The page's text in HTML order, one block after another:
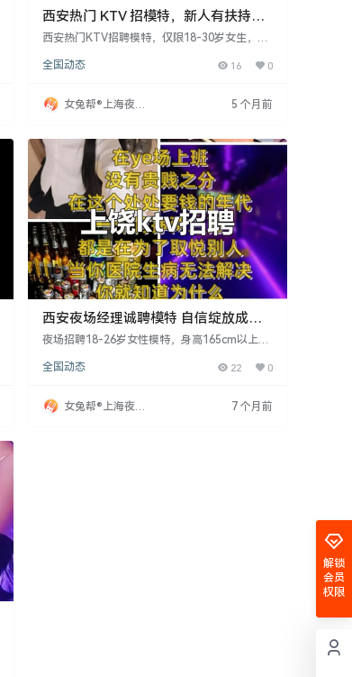
西安热门 KTV 招模特，新人有扶持赚
钱稳
西安热门KTV招聘模特，仅限18-30岁女生，身
段，生意火爆，客户多为企业高管，工作简单，
持，3天内即可独立赚钱。工资日结，日薪1600
-2800元，另有与游、应酬等额外收入。
全国动态 16 0
女兔帮®上海夜场
5 个月前
西安夜场经理诚聘模特 自信绽放成就
精彩人生
夜场招聘18-26岁女性模特，身高165cm以上，
日结算，无需押金，提供食宿保障，支持用艺名
出精彩，吸引美好未来。
全国动态 22 0
女兔帮®上海夜场
7 个月前
解锁
会员
权限